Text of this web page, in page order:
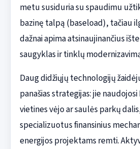
metu susiduria su spaudimu
bazinę talpą (baseload), tačiau
dažnai apima atsinaujinančius
saugyklas ir tinklų
Daug didžiųjų technologijų
panašias strategijas: jie naudojosi
vietines vėjo ar saulės parkų
specializuotus finansinius
energijos projektams remti.